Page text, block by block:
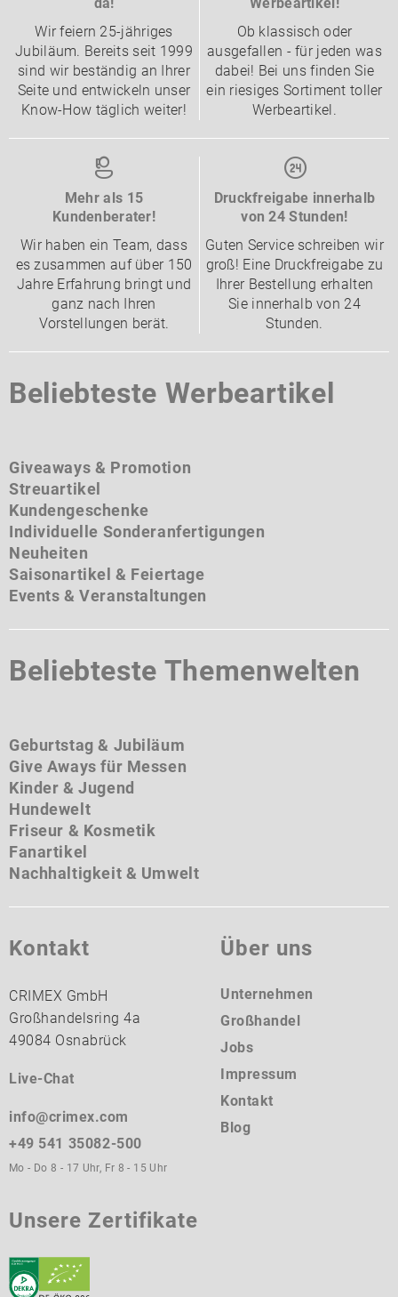
Wir feiern 25-jähriges
Jubiläum. Bereits seit 1999
sind wir beständig an Ihrer
Seite und entwickeln unser
Know-How täglich weiter!
Ob klassisch oder
ausgefallen - für jeden was
dabei! Bei uns finden Sie
ein riesiges Sortiment toller
Werbeartikel.
Mehr als 15
Kundenberater!
Wir haben ein Team, dass
es zusammen auf über 150
Jahre Erfahrung bringt und
ganz nach Ihren
Vorstellungen berät.
Druckfreigabe innerhalb
von 24 Stunden!
Guten Service schreiben wir
groß! Eine Druckfreigabe zu
Ihrer Bestellung erhalten
Sie innerhalb von 24
Stunden.
Beliebteste Werbeartikel
Giveaways & Promotion
Streuartikel
Kundengeschenke
Individuelle Sonderanfertigungen
Neuheiten
Saisonartikel & Feiertage
Events & Veranstaltungen
Beliebteste Themenwelten
Geburtstag & Jubiläum
Give Aways für Messen
Kinder & Jugend
Hundewelt
Friseur & Kosmetik
Fanartikel
Nachhaltigkeit & Umwelt
Kontakt
CRIMEX GmbH
Großhandelsring 4a
49084 Osnabrück
Live-Chat
info@crimex.com
+49 541 35082-500
Mo - Do 8 - 17 Uhr, Fr 8 - 15 Uhr
Über uns
Unternehmen
Großhandel
Jobs
Impressum
Kontakt
Blog
Unsere Zertifikate